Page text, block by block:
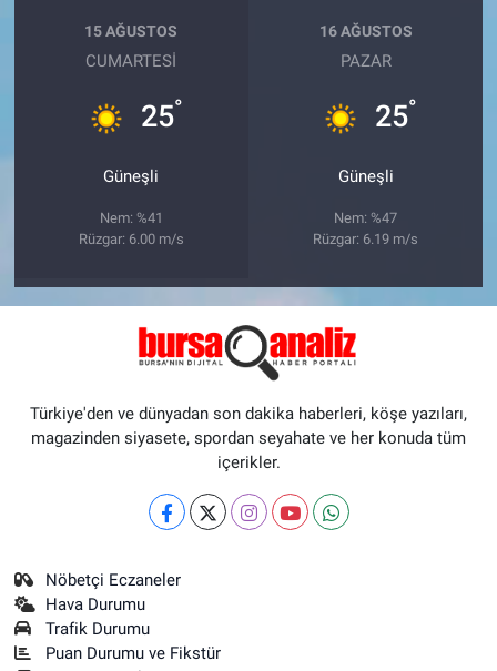
15 AĞUSTOS
CUMARTESI
25°
Güneşli
Nem: %41
Rüzgar: 6.00 m/s
16 AĞUSTOS
PAZAR
25°
Güneşli
Nem: %47
Rüzgar: 6.19 m/s
Türkiye'den ve dünyadan son dakika haberleri, köşe yazıları,
magazinden siyasete, spordan seyahate ve her konuda tüm
içerikler.
Nöbetçi Eczaneler
Hava Durumu
Trafik Durumu
Puan Durumu ve Fikstür